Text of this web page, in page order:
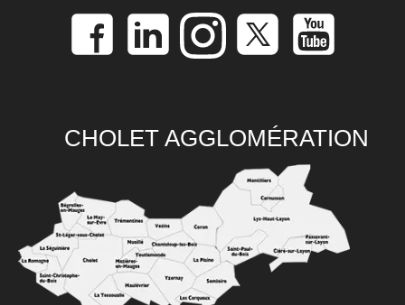
CHOLET AGGLOMÉRATION